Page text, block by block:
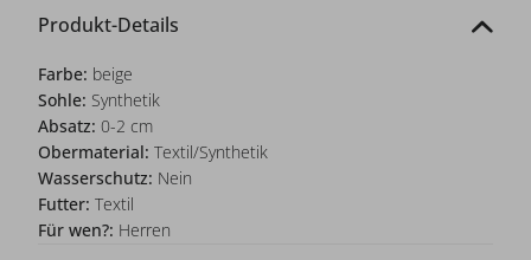
Produkt-Details
Farbe: beige
Sohle: Synthetik
Absatz: 0-2 cm
Obermaterial: Textil/Synthetik
Wasserschutz: Nein
Futter: Textil
Für wen?: Herren